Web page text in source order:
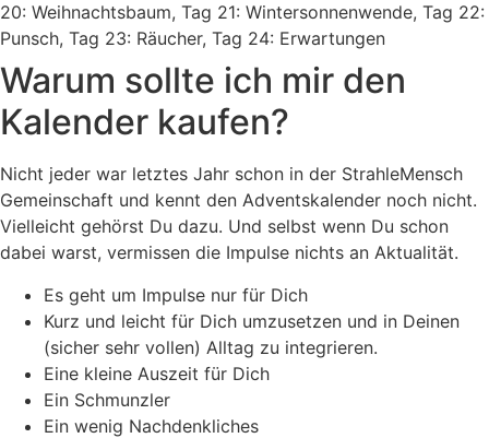
20: Weih­nachts­baum, Tag 21: Win­ter­son­nen­wen­de, Tag 22:
Punsch, Tag 23: Räu­cher, Tag 24: Erwartungen
Warum sollte ich mir den
Kalender kaufen?
Nicht jeder war letz­tes Jahr schon in der Strah­le­Mensch
Gemein­schaft und kennt den Advents­ka­len­der noch nicht.
Viel­leicht gehörst Du dazu. Und selbst wenn Du schon
dabei warst, ver­mis­sen die Impul­se nichts an Aktualität.
Es geht um Impul­se nur für Dich
Kurz und leicht für Dich umzu­set­zen und in Dei­nen
(sicher sehr vol­len) All­tag zu integrieren.
Eine klei­ne Aus­zeit für Dich
Ein Schmunz­ler
Ein wenig Nachdenkliches